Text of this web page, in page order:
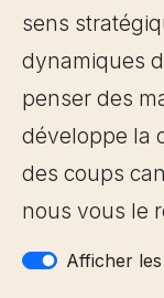
sens
dynamiques
penser des
développe la
des coups
nous vous le
Afficher